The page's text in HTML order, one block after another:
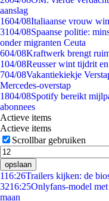
aanslag
1604/08Italiaanse vrouw
3104/08Spaanse politie:
onder migranten Ceuta
604/08Kraftwerk brengt
104/08Reusser wint tijdrit
704/08Vakantiekiekje
Mercedes-overstap
1804/08Spotify bereikt
abonnees
Actieve items
Actieve items
Scrollbar gebruiken
opslaan
116:26Trailers kijken: de
3216:25Onlyfans-model
maan